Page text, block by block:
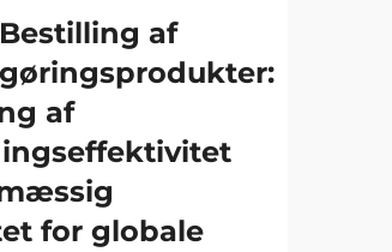
af
af
for globale